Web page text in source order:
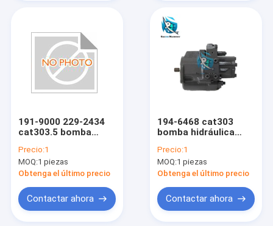
191-9000 229-2434
cat303.5 bomba
excavadora CAT
Precio:1
MOQ:1 piezas
Obtenga el último precio
Contactar ahora
194-6468 cat303
bomba hidráulica
Precio:1
MOQ:1 piezas
Obtenga el último precio
Contactar ahora